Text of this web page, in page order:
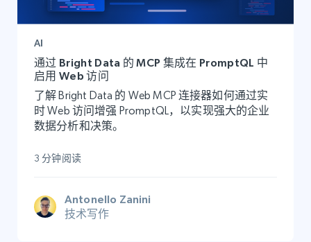
AI
通过 Bright Data 的 MCP 集成在 PromptQL 中
启用 Web 访问
了解 Bright Data 的 Web MCP 连接器如何通过实
时 Web 访问增强 PromptQL，以实现强大的企业
数据分析和决策。
3 分钟阅读
Antonello Zanini
技术写作